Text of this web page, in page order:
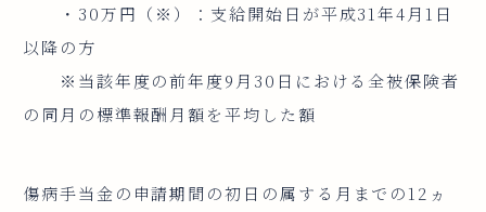
・30万円（※）：支給開始日が平成31年4月1日
以降の方
※当該年度の前年度9月30日における全被保険者
の同月の標準報酬月額を平均した額
傷病手当金の申請期間の初日の属する月までの12ヵ